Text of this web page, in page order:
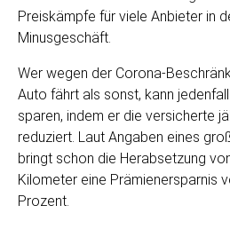
Preiskämpfe für viele Anbieter in
Minusgeschäft.
Wer wegen der Corona-
Auto fährt als sonst, kann
sparen, indem er die versicherte
reduziert. Laut Angaben eines
bringt schon die Herabsetzung
Kilometer eine Prämienersparnis
Prozent.